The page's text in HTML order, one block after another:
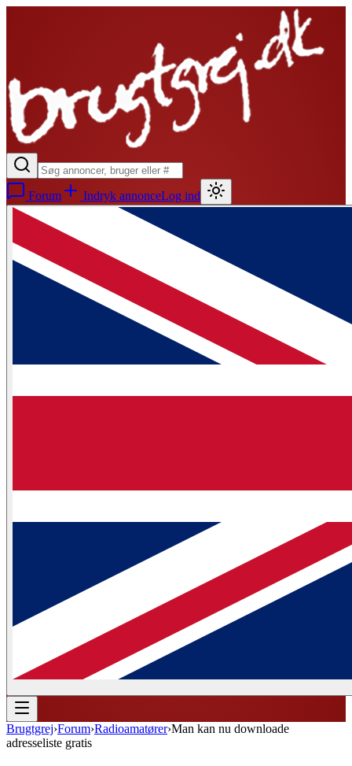
Forum Indryk annonceLog ind
Brugtgrej›Forum›Radioamatører›Man kan nu downloade
adresseliste gratis